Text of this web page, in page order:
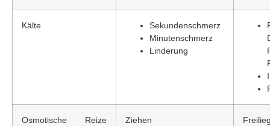
Kälte
Sekundenschmerz
Minutenschmerz
Linderung
Osmotische Reize
Ziehen